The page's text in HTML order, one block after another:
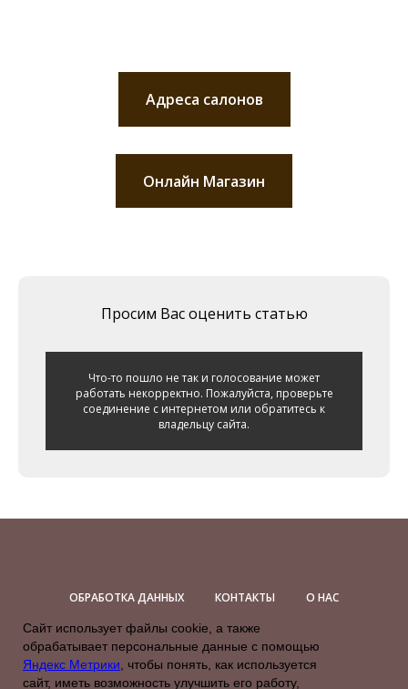
Адреса салонов
Онлайн Магазин
Просим Вас оценить статью
Что-то пошло не так и голосование может
работать некорректно. Пожалуйста, проверьте
соединение с интернетом или обратитесь к
владельцу сайта.
Сайт использует файлы cookie, а также
обрабатывает персональные данные с помощью
Яндекс Метрики , чтобы понять, как используется
сайт, иметь возможность улучшить его работу,
ОБРАБОТКА ДАННЫХ КОНТАКТЫ О НАС
АКЦИИ PREMIUM FAZENDA
ДОГОВОР ОФЕРТЫ ОПЛАТА И ДОСТАВКА